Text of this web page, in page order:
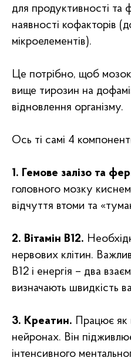
для продуктивності та
наявності кофакторів
мікроелементів).
Це потрібно, щоб
вище тирозин на
відновлення організму.
Ось ті самі 4
1. Гемове залізо та
головного мозку
відчуття втоми та
2. Вітамін B12.
нервових клітин.
B12 і енергія – два
визначають швидкість
3. Креатин. Працює
нейронах. Він
інтенсивного